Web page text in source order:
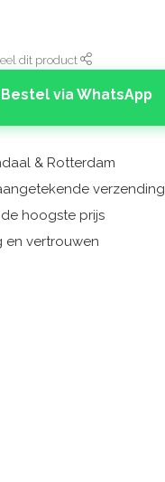
dit product
Bestel via WhatsApp
& Rotterdam
verzending
hoogste prijs
en vertrouwen